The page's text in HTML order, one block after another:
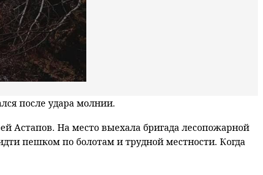
после удара молнии.
Астапов. На место выехала бригада лесопожарной
пешком по болотам и трудной местности. Когда